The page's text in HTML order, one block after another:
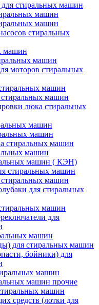
для стиральных машин
машин
машин
стиральных
машин
машин
моторов стиральных
машин
машин
люка стиральных
машин
машин
стиральных машин
машин
машин ( КЭН)
стиральных машин
машин
для стиральных
машин
для
машин
для стиральных машин
бойники) для
машин
машин прочие
машин
средств (лотки для